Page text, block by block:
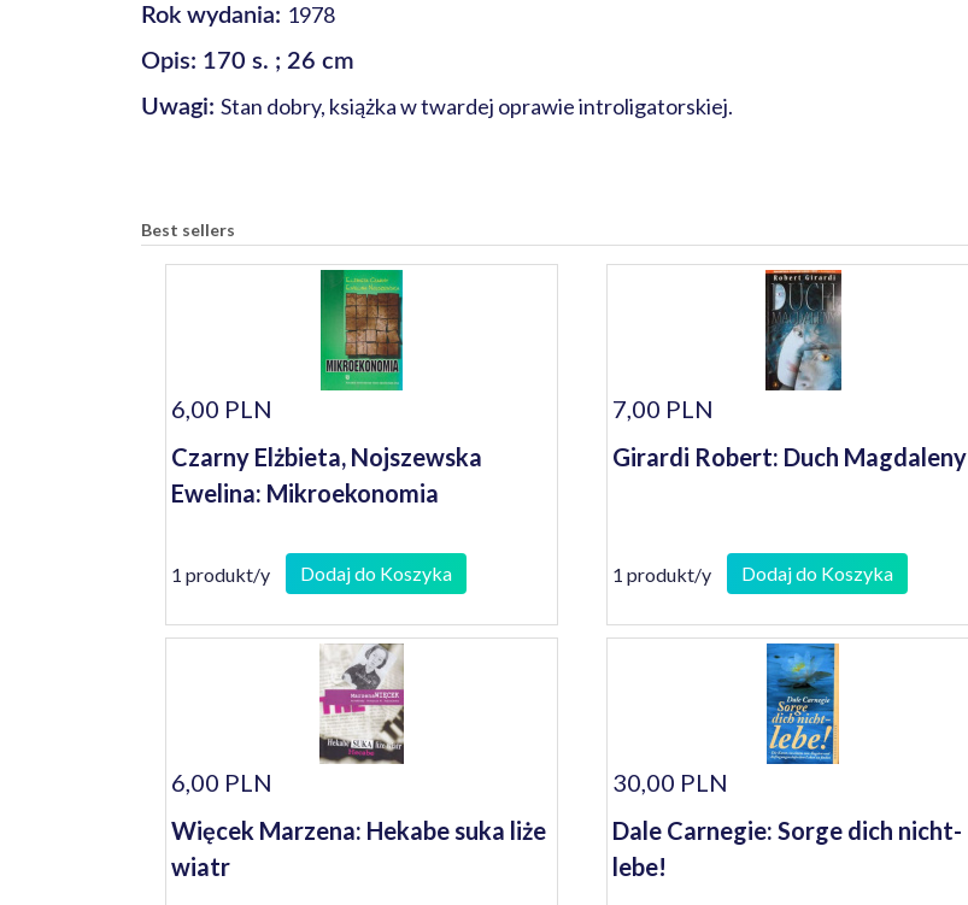
Rok wydania: 1978
Opis: 170 s. ; 26 cm
Uwagi: Stan dobry, książka w twardej oprawie introligatorskiej.
Best sellers
6,00 PLN
Czarny Elżbieta, Nojszewska
Ewelina: Mikroekonomia
1 produkt/y Dodaj do Koszyka
7,00 PLN
Girardi Robert: Duch Magdaleny
1 produkt/y Dodaj do Koszyka
6,00 PLN
Więcek Marzena: Hekabe suka liże
wiatr
30,00 PLN
Dale Carnegie: Sorge dich nicht-
lebe!